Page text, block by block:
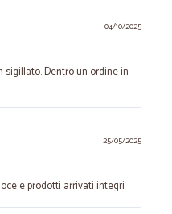
04/10/2025
sigillato. Dentro un ordine in
25/05/2025
e prodotti arrivati integri